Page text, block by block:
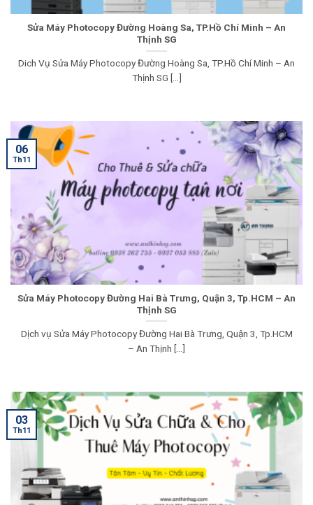
Sửa Máy Photocopy Đường Hoàng Sa, TP.Hồ Chí Minh – An
Thịnh SG
Dich Vụ Sửa Máy Photocopy Đường Hoàng Sa, TP.Hồ Chí Minh – An
Thịnh SG [...]
Sửa Máy Photocopy Đường Hai Bà Trưng, Quận 3, Tp.HCM – An
Thịnh SG
Dịch vụ Sửa Máy Photocopy Đường Hai Bà Trưng, Quận 3, Tp.HCM
– An Thịnh [...]
06
Th11
03
Th11